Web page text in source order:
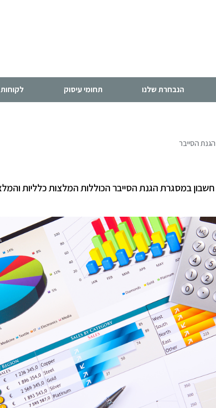
הנבחרת שלנו תחומי עיסוק
הסייבר
במסגרת הגנת הסייבר הכוללות המלצות כלליות